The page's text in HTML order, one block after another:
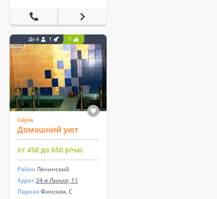
До 6 1 7
Сауна
Домашний уют
от 450 до 650 р/час
Район Ленинский
Адрес24-я Линия, 11
Парная Финская, С